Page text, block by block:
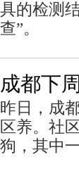
具的检测
查”。
成都下
昨日，成
区养。社
狗，其中